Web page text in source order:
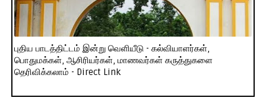
புதிய பாடத்திட்டம் இன்று வெளியீடு - கல்வியாளர்கள்,
பொதுமக்கள், ஆசிரியர்கள், மாணவர்கள் கருத்துகளை
தெரிவிக்கலாம் - Direct Link